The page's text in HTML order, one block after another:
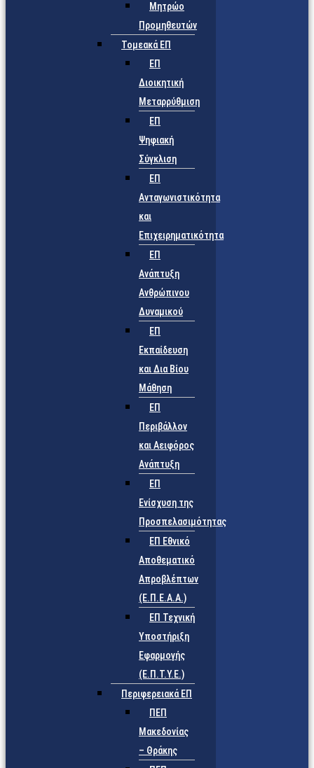
Μητρώο
Προμηθευτών
Τομεακά ΕΠ
ΕΠ
Διοικητική
Μεταρρύθμιση
ΕΠ
Ψηφιακή
Σύγκλιση
ΕΠ
Ανταγωνιστικότητα
και
Επιχειρηματικότητα
ΕΠ
Ανάπτυξη
Ανθρώπινου
Δυναμικού
ΕΠ
Εκπαίδευση
και Δια Βίου
Μάθηση
ΕΠ
Περιβάλλον
και Αειφόρος
Ανάπτυξη
ΕΠ
Ενίσχυση της
Προσπελασιμότητας
ΕΠ Εθνικό
Αποθεματικό
Απροβλέπτων
(Ε.Π.Ε.Α.Α.)
ΕΠ Τεχνική
Υποστήριξη
Εφαρμογής
(Ε.Π.Τ.Υ.Ε.)
Περιφερειακά ΕΠ
ΠΕΠ
Μακεδονίας
– Θράκης